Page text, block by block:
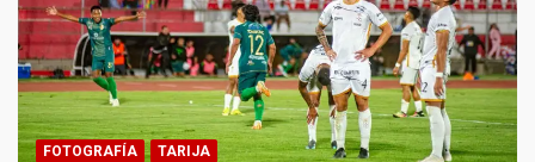
FOTOGRAFÍA TARIJA